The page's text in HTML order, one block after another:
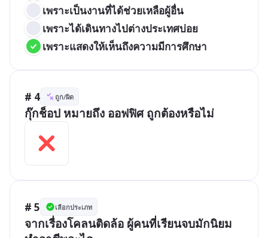
เพราะเป็นงานที่ได้ช่วยเหลือผู้อื่น
เพราะได้เดินทางไปต่างประเทศบ่อย
เพราะแสดงให้เห็นถึงความมีการศึกษา
# 4 ถูก/ผิด
กุ๊กช็อป หมายถึง ออฟฟิศ ถูกต้องหรือไม่
# 5 เลือกประเภท
จากเรื่องโคลนติดล้อ ผู้คนที่เรียนจบมักนิยม